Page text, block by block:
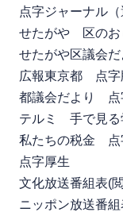
点字ジャーナル（
せたがや 区の
せたがや区議会
広報東京都 点字
都議会だより 点
テルミ 手で見る
私たちの税金 点
点字厚生
文化放送番組表(
ニッポン放送番